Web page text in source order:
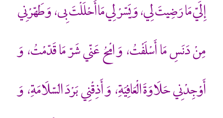
إِلَيّ مَا رَضِيتَ لِي، وَ يَسّرْ لِي مَا أَحْلَلْتَ بِي، وَ طَهّرْنِي
مِنْ دَنَسِ مَا أَسْلَفْتُ، وَ امْحُ عَنّي شَرّ مَا قَدّمْتُ، وَ
أَوْجِدْنِي حَلَاوَةَ الْعَافِيَةِ، وَ أَذِقْنِي بَرْدَ السّلَامَةِ، وَ